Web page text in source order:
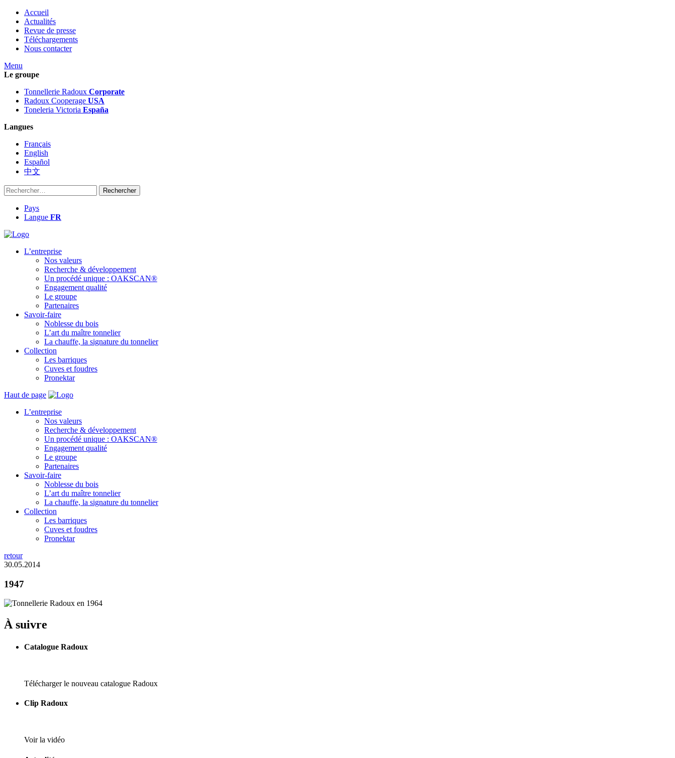
Accueil
Actualités
Revue de presse
Téléchargements
Nous contacter
Menu
Le groupe
Tonnellerie Radoux Corporate
Radoux Cooperage USA
Toneleria Victoria España
Langues
Français
English
Español
中文
Rechercher :
Pays
Langue FR
L’entreprise
Nos valeurs
Recherche & développement
Un procédé unique : OAKSCAN®
Engagement qualité
Le groupe
Partenaires
Savoir-faire
Noblesse du bois
L’art du maître tonnelier
La chauffe, la signature du tonnelier
Collection
Les barriques
Cuves et foudres
Pronektar
Haut de page
L’entreprise
Nos valeurs
Recherche & développement
Un procédé unique : OAKSCAN®
Engagement qualité
Le groupe
Partenaires
Savoir-faire
Noblesse du bois
L’art du maître tonnelier
La chauffe, la signature du tonnelier
Collection
Les barriques
Cuves et foudres
Pronektar
retour
30.05.2014
1947
À suivre
Catalogue Radoux
Télécharger le nouveau catalogue Radoux
Clip Radoux
Voir la vidéo